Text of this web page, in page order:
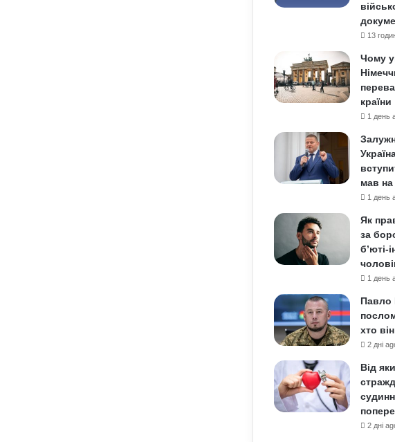
13
Чому
країни
1 день
мав на
1 день
Як
за
б’юті-
1 день
Павло
хто
2 дні
Від
2 дні